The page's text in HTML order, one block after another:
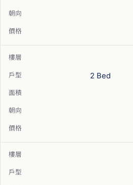
2 Bed